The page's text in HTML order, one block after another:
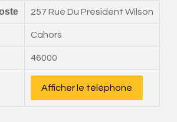
257 Rue Du President Wilson
Cahors
46000
Afficher le téléphone